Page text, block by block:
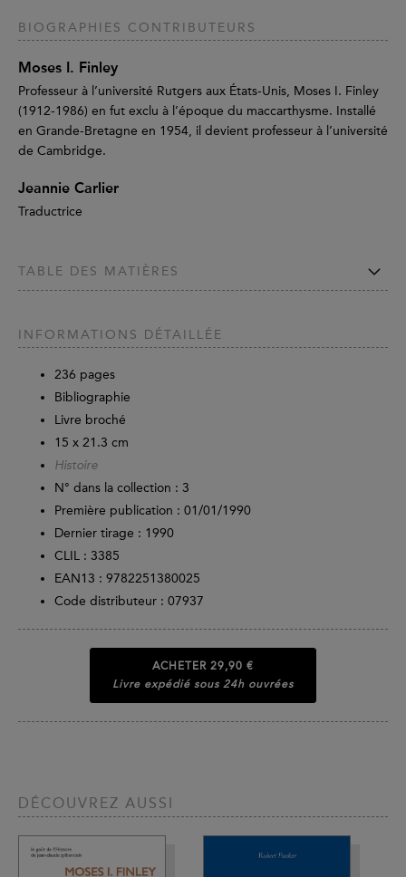
BIOGRAPHIES CONTRIBUTEURS
Moses I. Finley
Professeur à l’université Rutgers aux États-Unis, Moses I. Finley
(1912-1986) en fut exclu à l’époque du maccarthysme. Installé
en Grande-Bretagne en 1954, il devient professeur à l’université
de Cambridge.
Jeannie Carlier
Traductrice
TABLE DES MATIÈRES
INFORMATIONS DÉTAILLÉE
236 pages
Bibliographie
Livre broché
15 x 21.3 cm
Histoire
N° dans la collection : 3
Première publication : 01/01/1990
Dernier tirage : 1990
CLIL : 3385
EAN13 : 9782251380025
Code distributeur : 07937
ACHETER 29,90 €
Livre expédié sous 24h ouvrées
DÉCOUVREZ AUSSI